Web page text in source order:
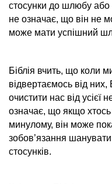
стосунки до шлюбу
не означає, що він не
може мати успішний
Біблія вчить, що коли
відвертаємось від
очистити нас від усієї
означає, що якщо
минулому, він може
зобов’язання
стосунків.